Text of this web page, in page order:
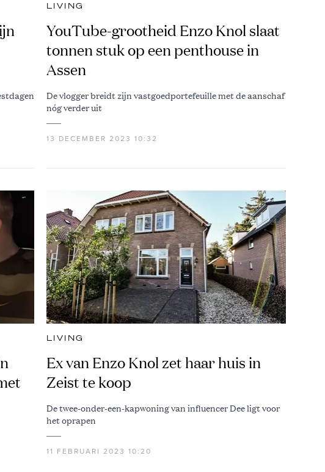
LIVING
YouTube-grootheid Enzo Knol slaat
tonnen stuk op een penthouse in
Assen
De vlogger breidt zijn vastgoedportefeuille met de aanschaf
nóg verder uit
13 DECEMBER 2023 10:32
LIVING
Ex van Enzo Knol zet haar huis in
Zeist te koop
De twee-onder-een-kapwoning van influencer Dee ligt voor
het oprapen
11 FEBRUARI 2023 10:20